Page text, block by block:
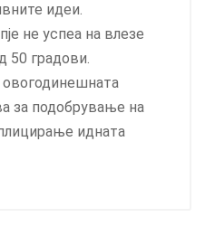
идеи.
не успеа на влезе
50 градови.
за подобрување на
идната